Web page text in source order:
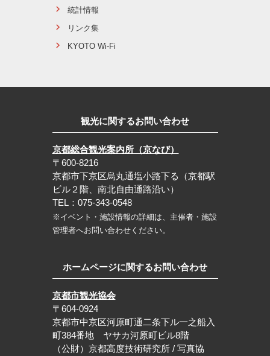
統計情報
リンク集
KYOTO Wi-Fi
観光に関するお問い合わせ
京都総合観光案内所（京なび）
〒600-8216
京都市下京区烏丸通塩小路下る（京都駅
ビル２階、南北自由通路沿い）
TEL：075-343-0548
※イベント・施設情報の詳細は、主催者・施設
管理者へお問い合わせください。
ホームページに関するお問い合わせ
京都市観光協会
〒604-0924
京都市中京区河原町通二条下ル一之船入
町384番地 ヤサカ河原町ビル8階
（公財）京都高度技術研究所 / 写真協